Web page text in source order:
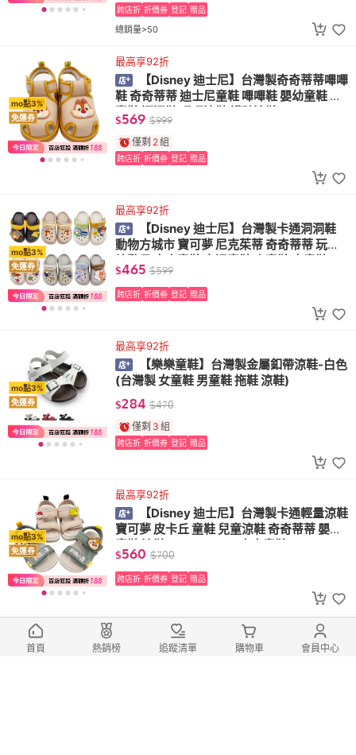
總銷量>50
跨店折 折價券 登記 贈品
mo點3%
免運券
最高享92折
【Disney 迪士尼】台灣製奇奇蒂蒂嗶嗶
鞋 奇奇蒂蒂 迪士尼童鞋 嗶嗶鞋 嬰幼童鞋 寶
寶鞋 逼逼鞋 嗶嗶涼鞋 護趾涼鞋
$569 $999
僅剩 2組
跨店折 折價券 登記 贈品
mo點3%
免運券
最高享92折
【Disney 迪士尼】台灣製卡通洞洞鞋
動物方城市 寶可夢 尼克茱蒂 奇奇蒂蒂 玩具
$465 $599
跨店折 折價券 登記 贈品
mo點3%
免運券
最高享92折
【樂樂童鞋】台灣製金屬釦帶涼鞋-白色
(台灣製 女童鞋 男童鞋 拖鞋 涼鞋)
$284 $470
僅剩 3 組
跨店折 折價券 登記 贈品
mo點3%
免運券
最高享92折
【Disney 迪士尼】台灣製卡通輕量涼鞋
寶可夢 皮卡丘 童鞋 兒童涼鞋 奇奇蒂蒂 嬰幼
$560 $700
跨店折 折價券 登記 贈品
【SANRIO 三麗鷗】台灣製庫洛米電燈
首頁 熱銷榜 追蹤清單 購物車 會員中心